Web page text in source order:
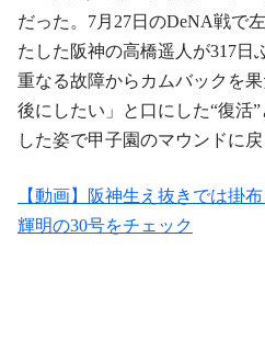
だった。7月27日のDeNA戦で
たした阪神の高橋遥人が317日
重なる故障からカムバックを
後にしたい」と口にした“復活
した姿で甲子園のマウンドに戻
【動画】阪神生え抜きでは掛
輝明の30号をチェック